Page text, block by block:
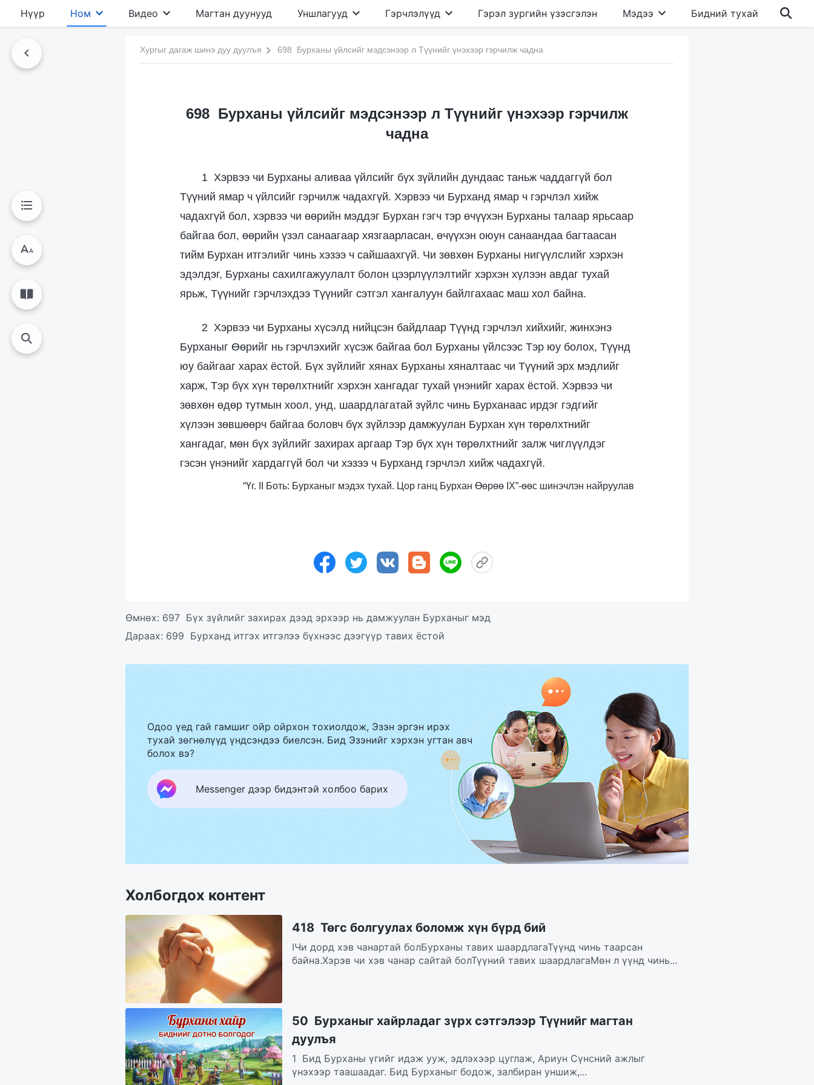
Нүүр Ном Видео Магтан дуунууд Уншлагууд Гэрчлэлүүд Гэрэл зургийн үзэсгэлэн Мэдээ Бидний тухай
Хургыг дагаж шинэ дуу дуулъя 698 Бурханы үйлсийг мэдсэнээр л Түүнийг үнэхээр гэрчилж чадна
698 Бурханы үйлсийг мэдсэнээр л Түүнийг үнэхээр гэрчилж
чадна
1 Хэрвээ чи Бурханы аливаа үйлсийг бүх зүйлийн дундаас таньж чаддаггүй бол
Түүний ямар ч үйлсийг гэрчилж чадахгүй. Хэрвээ чи Бурханд ямар ч гэрчлэл хийж
чадахгүй бол, хэрвээ чи өөрийн мэддэг Бурхан гэгч тэр өчүүхэн Бурханы талаар ярьсаар
байгаа бол, өөрийн үзэл санаагаар хязгаарласан, өчүүхэн оюун санаандаа багтаасан
тийм Бурхан итгэлийг чинь хэзээ ч сайшаахгүй. Чи зөвхөн Бурханы нигүүлслийг хэрхэн
эдэлдэг, Бурханы сахилгажуулалт болон цээрлүүлэлтийг хэрхэн хүлээн авдаг тухай
ярьж, Түүнийг гэрчлэхдээ Түүнийг сэтгэл хангалуун байлгахаас маш хол байна.
2 Хэрвээ чи Бурханы хүсэлд нийцсэн байдлаар Түүнд гэрчлэл хийхийг, жинхэнэ
Бурханыг Өөрийг нь гэрчлэхийг хүсэж байгаа бол Бурханы үйлсээс Тэр юу болох, Түүнд
юу байгааг харах ёстой. Бүх зүйлийг хянах Бурханы хяналтаас чи Түүний эрх мэдлийг
харж, Тэр бүх хүн төрөлхтнийг хэрхэн хангадаг тухай үнэнийг харах ёстой. Хэрвээ чи
зөвхөн өдөр тутмын хоол, унд, шаардлагатай зүйлс чинь Бурханаас ирдэг гэдгийг
хүлээн зөвшөөрч байгаа боловч бүх зүйлээр дамжуулан Бурхан хүн төрөлхтнийг
хангадаг, мөн бүх зүйлийг захирах аргаар Тэр бүх хүн төрөлхтнийг залж чиглүүлдэг
гэсэн үнэнийг хардаггүй бол чи хэзээ ч Бурханд гэрчлэл хийж чадахгүй.
“Үг. II Боть: Бурханыг мэдэх тухай. Цор ганц Бурхан Өөрөө IX”-ѳѳс шинэчлэн найруулав
Өмнөх: 697 Бүх зүйлийг захирах дээд эрхээр нь дамжуулан Бурханыг мэд
Дараах: 699 Бурханд итгэх итгэлээ бүхнээс дээгүүр тавих ёстой
Одоо үед гай гамшиг ойр ойрхон тохиолдож, Эзэн эргэн ирэх
тухай зөгнөлүүд үндсэндээ биелсэн. Бид Эзэнийг хэрхэн угтан авч
болох вэ?
Messenger дээр бидэнтэй холбоо барих
Холбогдох контент
418 Төгс болгуулах боломж хүн бүрд бий
IЧи дорд хэв чанартай болБурханы тавих шаардлагаТүүнд чинь таарсан
байна.Хэрэв чи хэв чанар сайтай болТүүний тавих шаардлагаМөн л үүнд чинь...
50 Бурханыг хайрладаг зүрх сэтгэлээр Түүнийг магтан
дуулъя
1 Бид Бурханы үгийг идэж ууж, эдлэхээр цуглаж, Ариун Сүнсний ажлыг
үнэхээр таашаадаг. Бид Бурханыг бодож, залбиран уншиж,...